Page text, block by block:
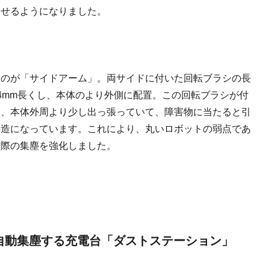
るようになりました。
が「サイドアーム」。両サイドに付いた回転ブラシの長
長くし、本体のより外側に配置。この回転ブラシが付
本体外周より少し出っ張っていて、障害物に当たると引
になっています。これにより、丸いロボットの弱点であ
の集塵を強化しました。
集塵する充電台「ダストステーション」